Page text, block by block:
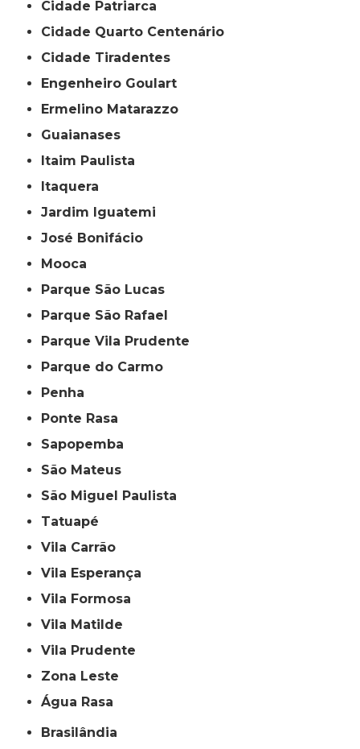
Cidade Patriarca
Cidade Quarto Centenário
Cidade Tiradentes
Engenheiro Goulart
Ermelino Matarazzo
Guaianases
Itaim Paulista
Itaquera
Jardim Iguatemi
José Bonifácio
Mooca
Parque São Lucas
Parque São Rafael
Parque Vila Prudente
Parque do Carmo
Penha
Ponte Rasa
Sapopemba
São Mateus
São Miguel Paulista
Tatuapé
Vila Carrão
Vila Esperança
Vila Formosa
Vila Matilde
Vila Prudente
Zona Leste
Água Rasa
Brasilândia